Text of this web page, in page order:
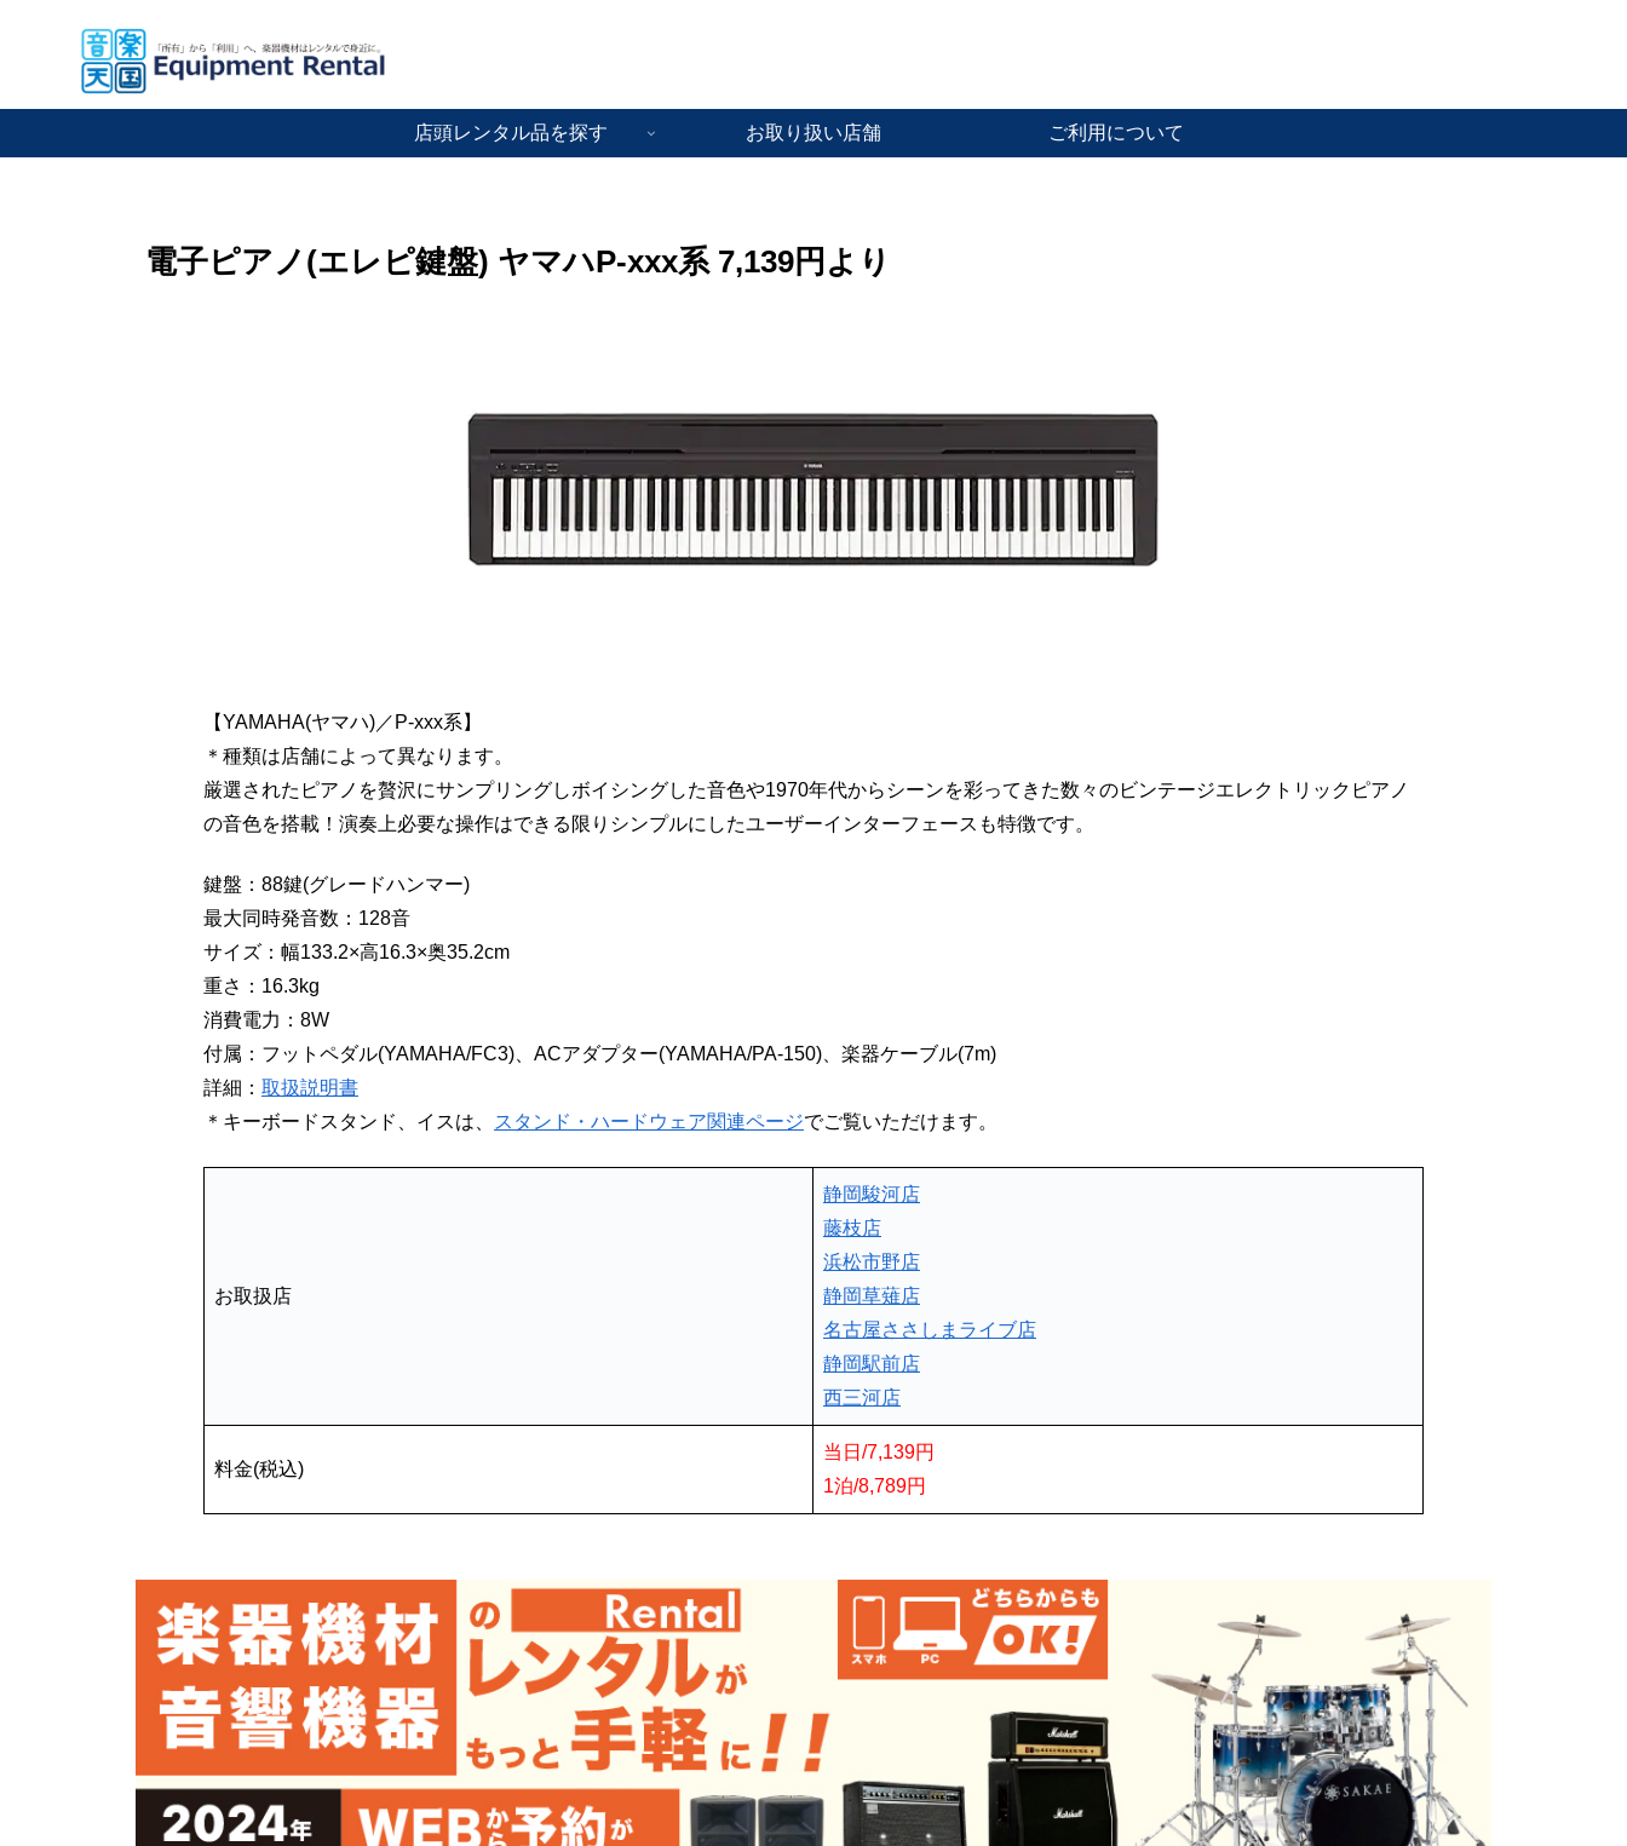
店頭レンタル品を探す お取り扱い店舗 ご利用について
電子ピアノ(エレピ鍵盤) ヤマハP-xxx系 7,139円より
【YAMAHA(ヤマハ)／P-xxx系】
＊種類は店舗によって異なります。
厳選されたピアノを贅沢にサンプリングしボイシングした音色や1970年代からシーンを彩ってきた数々のビンテージエレクトリックピアノ
の音色を搭載！演奏上必要な操作はできる限りシンプルにしたユーザーインターフェースも特徴です。
鍵盤：88鍵(グレードハンマー)
最大同時発音数：128音
サイズ：幅133.2×高16.3×奥35.2cm
重さ：16.3kg
消費電力：8W
付属：フットペダル(YAMAHA/FC3)、ACアダプター(YAMAHA/PA-150)、楽器ケーブル(7m)
詳細： 取扱説明書
＊キーボードスタンド、イスは、
スタンド・ハードウェア関連ページでご覧いただけます。
お取扱店
静岡駿河店
藤枝店
浜松市野店
静岡草薙店
名古屋ささしまライブ店
静岡駅前店
西三河店
料金(税込)
当日/7,139円
1泊/8,789円